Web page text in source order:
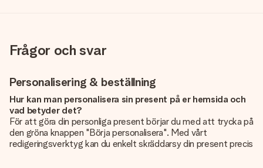
Frågor och svar
Personalisering & beställning
Hur kan man personalisera sin present på er hemsida och
vad betyder det?
För att göra din personliga present börjar du med att trycka på
den gröna knappen "Börja personalisera". Med vårt
redigeringsverktyg kan du enkelt skräddarsy din present precis